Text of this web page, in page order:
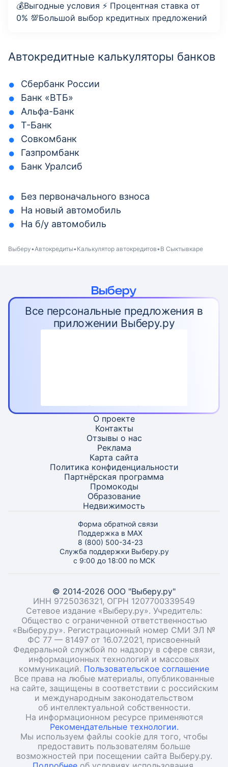
💰Выгодные условия ⚡️ Процентная ставка от
0% 💯Большой выбор кредитных предложений
Автокредитные калькуляторы банков
Сбербанк России
Банк «ВТБ»
Альфа-Банк
Т-Банк
Совкомбанк
Газпромбанк
Банк Уралсиб
Без первоначального взноса
На новый автомобиль
На б/у автомобиль
Выберу Автокредиты Калькулятор автокредитов В Сыктывкаре
Все персональные предложения в
приложении Выберу.ру
О проекте
Контакты
Отзывы о нас
Реклама
Карта сайта
Политика конфиденциальности
Партнёрская программа
Промокоды
Образование
Недвижимость
Форма обратной связи
Поддержка в MAX
8 (800) 500-34-23
Служба поддержки Выберу.ру
с 9:00 до 18:00 по МСК
© 2014-2026 ООО "Выберу.ру"
ИНН 9725036321, ОГРН 1207700339549
Сетевое издание «Выберу.ру». Учредитель:
Общество с ограниченной ответственностью
«Выберу.ру». Регистрационный номер СМИ ЭЛ №
ФС 77 — 81497 от 16.07.2021, присвоенный
Федеральной службой по надзору в сфере связи,
информационных технологий и массовых
коммуникаций. Пользовательское соглашение
Все права на любые материалы, опубликованные
на сайте, защищены в соответствии с российским
и международным законодательством
об интеллектуальной собственности.
На информационном ресурсе применяются
Рекомендательные технологии.
Мы используем файлы cookie для того, чтобы
предоставить пользователям больше
возможностей при посещении сайта Выберу.ру.